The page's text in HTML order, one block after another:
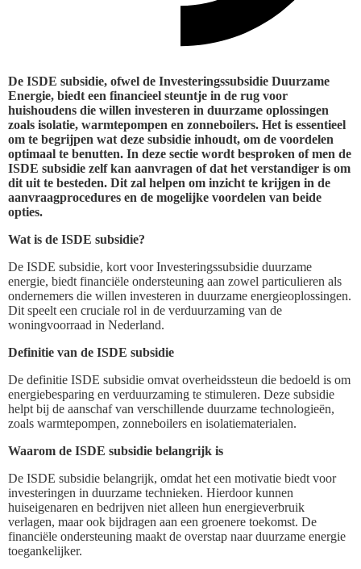
De ISDE subsidie, ofwel de Investeringssubsidie Duurzame
Energie, biedt een financieel steuntje in de rug voor
huishoudens die willen investeren in duurzame oplossingen
zoals isolatie, warmtepompen en zonneboilers. Het is essentieel
om te begrijpen wat deze subsidie inhoudt, om de voordelen
optimaal te benutten. In deze sectie wordt besproken of men de
ISDE subsidie zelf kan aanvragen of dat het verstandiger is om
dit uit te besteden. Dit zal helpen om inzicht te krijgen in de
aanvraagprocedures en de mogelijke voordelen van beide
opties.
Wat is de ISDE subsidie?
De ISDE subsidie, kort voor Investeringssubsidie duurzame
energie, biedt financiële ondersteuning aan zowel particulieren als
ondernemers die willen investeren in duurzame energieoplossingen.
Dit speelt een cruciale rol in de verduurzaming van de
woningvoorraad in Nederland.
Definitie van de ISDE subsidie
De definitie ISDE subsidie omvat overheidssteun die bedoeld is om
energiebesparing en verduurzaming te stimuleren. Deze subsidie
helpt bij de aanschaf van verschillende duurzame technologieën,
zoals warmtepompen, zonneboilers en isolatiematerialen.
Waarom de ISDE subsidie belangrijk is
De ISDE subsidie belangrijk, omdat het een motivatie biedt voor
investeringen in duurzame technieken. Hierdoor kunnen
huiseigenaren en bedrijven niet alleen hun energieverbruik
verlagen, maar ook bijdragen aan een groenere toekomst. De
financiële ondersteuning maakt de overstap naar duurzame energie
toegankelijker.